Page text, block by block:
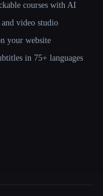
courses with AI
video studio
your website
in 75+ languages